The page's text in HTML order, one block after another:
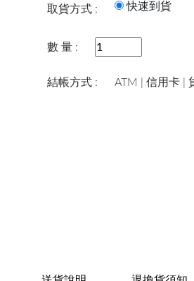
取貨方式 : 快速到
數 量 :
結帳方式 : ATM | 信用卡 |